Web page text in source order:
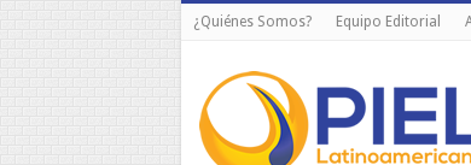
¿Quiénes Somos? Equipo Editorial